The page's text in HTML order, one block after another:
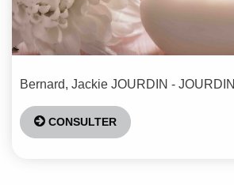
Bernard, Jackie JOURDIN - JOURDIN
CONSULTER